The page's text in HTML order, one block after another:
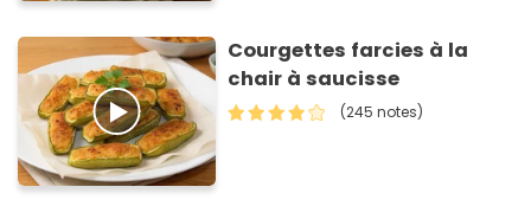
Courgettes farcies à la
chair à saucisse
(245 notes)